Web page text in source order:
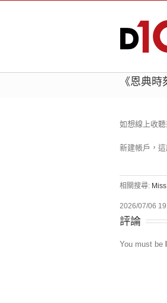
《恩典
如想線上收
新建帳戶，
相關搜尋:
2026/07/06
評論
You must be